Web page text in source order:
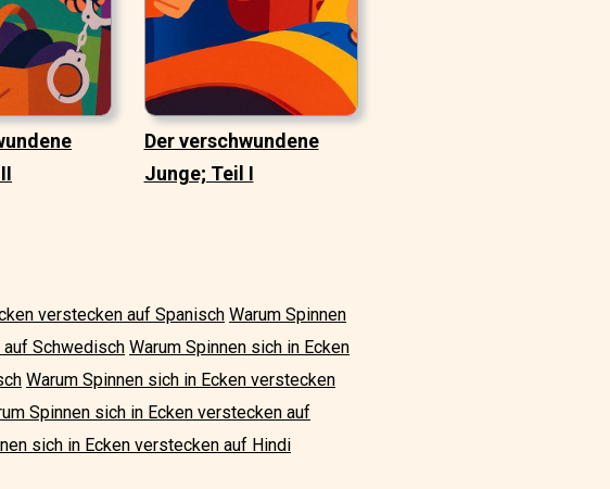
Der verschwundene
Junge; Teil I
verstecken auf Spanisch Warum Spinnen
auf Schwedisch Warum Spinnen sich in Ecken
Warum Spinnen sich in Ecken verstecken
Spinnen sich in Ecken verstecken auf
sich in Ecken verstecken auf Hindi